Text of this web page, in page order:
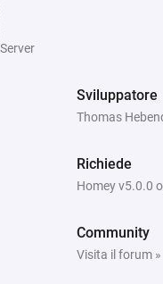
Playing
favorites anymore
Sviluppatore
Thomas
Richiede
Homey v5.0.0
Community
Visita il forum »